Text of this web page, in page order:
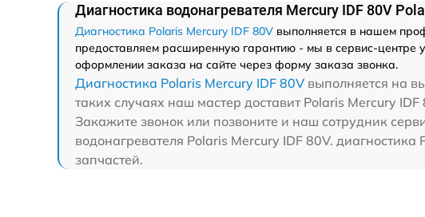
Диагностика водонагревателя Mercury IDF 80V
Диагностика Polaris Mercury IDF 80V выполняется в нашем
предоставляем расширенную гарантию - мы в сервис-центре
оформлении заказа на сайте через форму заказа звонка.
Диагностика Polaris Mercury IDF 80V выполняется на
таких случаях наш мастер доставит Polaris Mercury
Закажите звонок или позвоните и наш сотрудник
водонагревателя Polaris Mercury IDF 80V.
запчастей.